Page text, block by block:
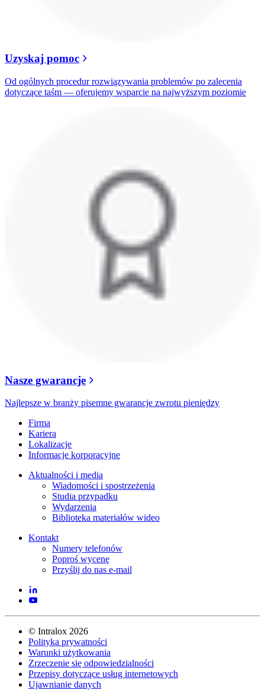
Uzyskaj pomoc
Od ogólnych procedur rozwiązywania problemów po zalecenia
dotyczące taśm — oferujemy wsparcie na najwyższym poziomie
Nasze gwarancje
Najlepsze w branży pisemne gwarancje zwrotu pieniędzy
Firma
Kariera
Lokalizacje
Informacje korporacyjne
Aktualności i media
Wiadomości i spostrzeżenia
Studia przypadku
Wydarzenia
Biblioteka materiałów wideo
Kontakt
Numery telefonów
Poproś wycenę
Przyślij do nas e-mail
© Intralox 2026
Polityka prywatności
Warunki użytkowania
Zrzeczenie się odpowiedzialności
Przepisy dotyczące usług internetowych
Ujawnianie danych